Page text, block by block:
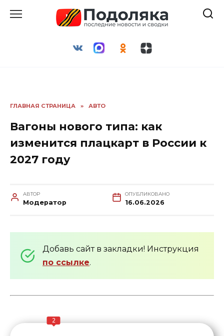
ГЛАВНАЯ СТРАНИЦА » АВТО
Вагоны нового типа: как
изменится плацкарт в России к
2027 году
АВТОР
Модератор
ОПУБЛИКОВАНО
16.06.2026
Добавь сайт в закладки! Инструкция
по ссылке.
2